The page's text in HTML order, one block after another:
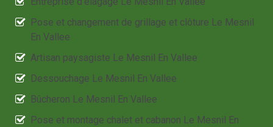
Pose et changement de grillage et clôture Le Mesnil
En Vallee
Artisan paysagiste Le Mesnil En Vallee
Dessouchage Le Mesnil En Vallee
Bûcheron Le Mesnil En Vallee
Pose et montage chalet et cabanon Le Mesnil En